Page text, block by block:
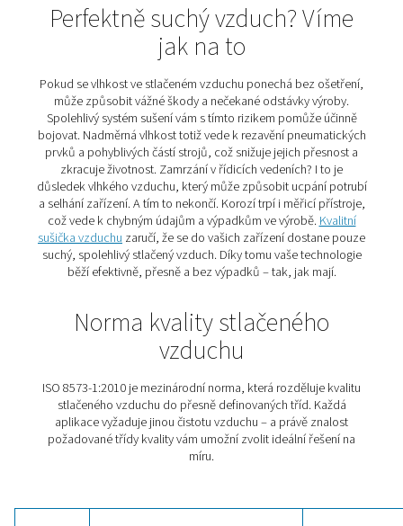
Bez úpravy obsahuje stlačený vzduch vlhkost, částice
oleje. Tyto nečistoty mohou výrazně snížit kvalitu
pokud s nimi přijdou do kontaktu. Nejde ale jen o
produkt – znečištěný vzduch může poškodit stroje,
poruchy a narušit celý výrobní proces. Abyste těmto
předešli, je nezbytné stlačený vzduch upravit ještě
použitím.
Naštěstí existují spolehlivá technologická řešení, jak
vyčistit na požadovanou úroveň kvality. Prach a
zachytífiltry, vlhkost a vodu odstranídochlazovače
odlučovače vody,odvoděče kondenzátua další
Zbytkový olej? Ten lze účinně eliminovat pomocí
použitím bezolejového kompresoru třídy 0. Správně
úprava vzduchu tak chrání nejen samotné produkty,
technologie. A to znamená vyšší efektivitu, nižší
Perfektně suchý vzduch?
jak na to